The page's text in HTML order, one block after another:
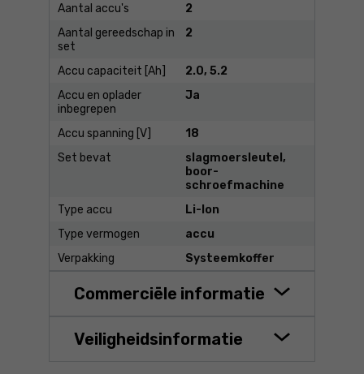
Aantal accu's
2
Aantal gereedschap in
set
2
Accu capaciteit [Ah]
2.0, 5.2
Accu en oplader
inbegrepen
Ja
Accu spanning [V]
18
Set bevat
slagmoersleutel,
boor-
schroefmachine
Type accu
Li-Ion
Type vermogen
accu
Verpakking
Systeemkoffer
Commerciële informatie
Veiligheidsinformatie